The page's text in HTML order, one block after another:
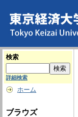
検索
詳細検索
ホーム
ブラウズ